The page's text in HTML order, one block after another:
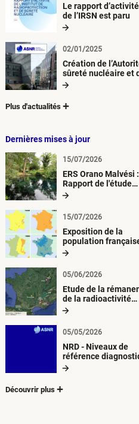
Le rapport
de l’IRSN est paru
Création de
sûreté nucléaire et
radioprotection
02/01/2025
Plus d'actualités
Dernières mises à jour
ERS Orano Malvési :
Rapport de l'étude
radiologique du
15/07/2026
Exposition de la
population
métropolitaine aux
atmosphériques
radioactives depuis
15/07/2026
Etude de la
de la radioactivité
d’origine artificielle
05/06/2026
NRD - Niveaux de
référence
05/05/2026
Découvrir plus